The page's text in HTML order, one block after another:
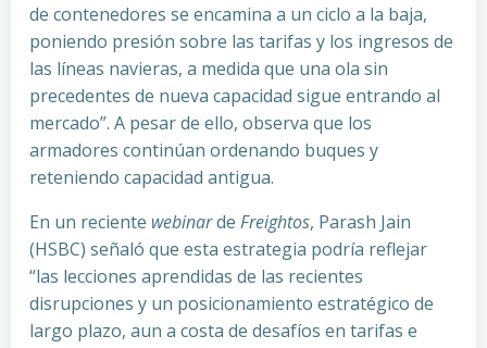
de contenedores se encamina a un ciclo a la baja,
poniendo presión sobre las tarifas y los ingresos de
las líneas navieras, a medida que una ola sin
precedentes de nueva capacidad sigue entrando al
mercado”. A pesar de ello, observa que los
armadores continúan ordenando buques y
reteniendo capacidad antigua.
En un reciente webinarde Freightos, Parash Jain
(HSBC) señaló que esta estrategia podría reflejar
“las lecciones aprendidas de las recientes
disrupciones y un posicionamiento estratégico de
largo plazo, aun a costa de desafíos en tarifas e